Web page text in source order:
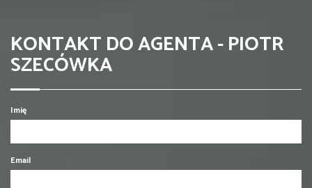
KONTAKT DO AGENTA - PIOTR
SZECÓWKA
Imię
Email